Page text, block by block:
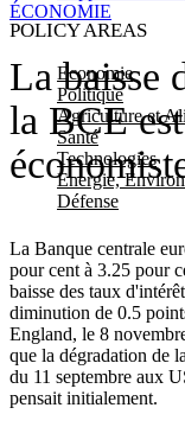
POLICY AREAS
Economie
Politique
Agriculture et
Santé
Technologies
Energie,
Défense
La baisse
la BCE
La Banque centrale
pour cent à 3.25 pour
baisse des taux
diminution de 0.5
England, le 8
que la dégradation de
du 11 septembre aux
pensait initialement.
ÉCONOMIE